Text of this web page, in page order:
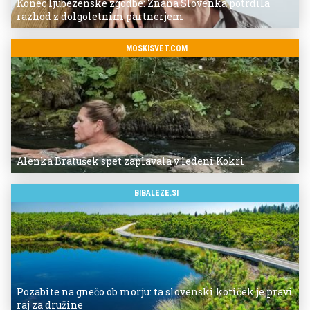
Konec ljubezenske zgodbe: Znana Slovenka potrdila
razhod z dolgoletnim partnerjem
MOSKISVET.COM
Alenka Bratušek spet zaplavala v ledeni Kokri
BIBALEZE.SI
Pozabite na gnečo ob morju: ta slovenski kotiček je pravi
raj za družine